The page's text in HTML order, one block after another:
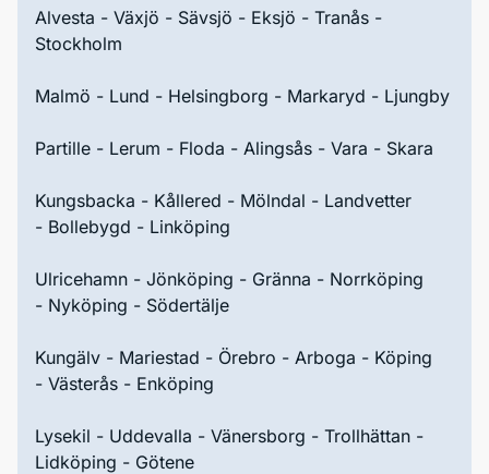
Alvesta - Växjö - Sävsjö - Eksjö - Tranås -
Stockholm
Malmö - Lund - Helsingborg - Markaryd - Ljungby
Partille - Lerum - Floda - Alingsås - Vara - Skara
Kungsbacka - Kållered - Mölndal - Landvetter
- Bollebygd - Linköping
Ulricehamn - Jönköping - Gränna - Norrköping
- Nyköping - Södertälje
Kungälv - Mariestad - Örebro - Arboga - Köping
- Västerås - Enköping
Lysekil - Uddevalla - Vänersborg - Trollhättan -
Lidköping - Götene